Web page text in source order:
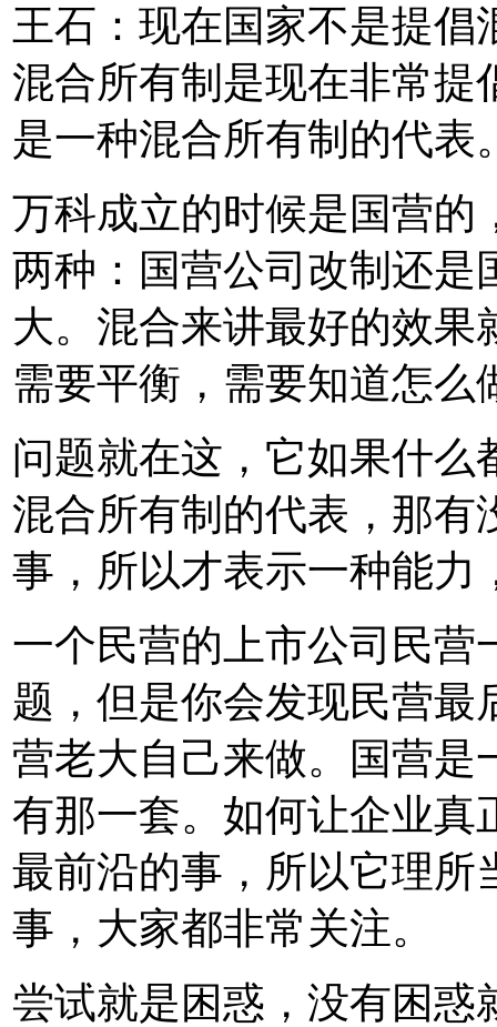
王石：现在国家不是提倡
混合所有制是现在非常提
是一种混合所有制的代表
万科成立的时候是国营的
两种：国营公司改制还是
大。混合来讲最好的效果
需要平衡，需要知道怎么
问题就在这，它如果什么
混合所有制的代表，那有
事，所以才表示一种能力
一个民营的上市公司民营
题，但是你会发现民营最
营老大自己来做。国营是
有那一套。如何让企业真
最前沿的事，所以它理所
事，大家都非常关注。
尝试就是困惑，没有困惑